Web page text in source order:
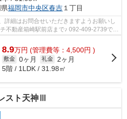
福岡市中央区春吉 １丁目
詳細はお問合せいただきますようお願いし
不動産箱崎駅前店まで♪ 092-409-2739で
！♪
8.9万円 (管理費等：4,500円 )
敷金 0ヶ月 礼金
2ヶ月
5階 / 1LDK / 31.98㎡
スト天神Ⅲ